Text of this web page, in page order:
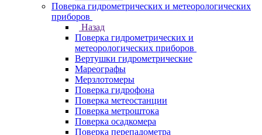
Поверка гидрометрических и метеорологических
приборов
Назад
Поверка гидрометрических и
метеорологических приборов
Вертушки гидрометрические
Мареографы
Мерзлотомеры
Поверка гидрофона
Поверка метеостанции
Поверка метроштока
Поверка осадкомера
Поверка перепадометра